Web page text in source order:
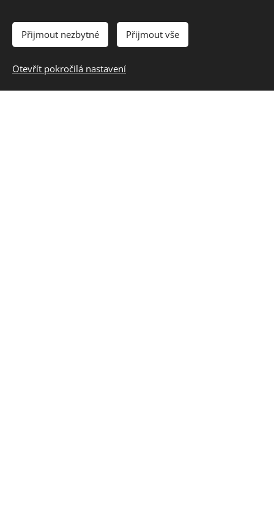
Přijmout nezbytné Přijmout vše
Otevřít pokročilá nastavení